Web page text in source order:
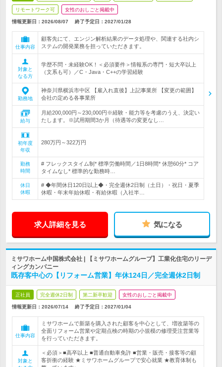
リモートワーク可 女性のおしごと掲載中
情報更新日：2026/08/07 終了予定日： 2027/01/28
仕事内容
顧客先にて、エンジン解析結果のデータ処理や、関連する社内シ
ステムの開発業務を担っていただきます。
対象と
なる方
学歴不問・未経験OK！＜必須要件＞情報系の専門・短大卒以上
（文系も可）／C・Java・C++の学習経験
勤務地
神奈川県横浜市中区 【雇入れ直後】上記事業所 【変更の範囲】
会社の定める各事業所
給与
月給200,000円～230,000円※経験・能力等を考慮のうえ、決定い
たします。※試用期間3か月（待遇等の変更なし…
初年度
年収
280万円～322万円
勤務
時間
# フレックスタイム制* 標準労働時間／1日8時間* 休憩60分* コア
タイムなし* 標準的な勤務時…
休日
休暇
# ◆年間休日120日以上◆・完全週休2日制（土日）・祝日・夏季
休暇・年末年始休暇・有給休暇（入社半…
求人詳細を見る 気になる
ミサワホーム中国株式会社 | 【ミサワホームグループ】工業化住宅のリーデ
ィングカンパニー
既存客中心の【リフォーム営業】年休124日／完全週休2日制
正社員 完全週休2日制 第二新卒歓迎 女性のおしごと掲載中
情報更新日：2026/07/14 終了予定日： 2027/01/04
仕事内容
ミサワホームで新築を購入された顧客を中心として、増改築等の
全面リフォーム営業や定期点検の時期の小規模の修理受注営業等
を行っていただきます。
対象と
＜必須＞■高卒以上 ■普通自動車免許 ■営業・販売・接客等の顧
客折衝の経験 ★ミサワホームグループで安心就業 ★教育体制も